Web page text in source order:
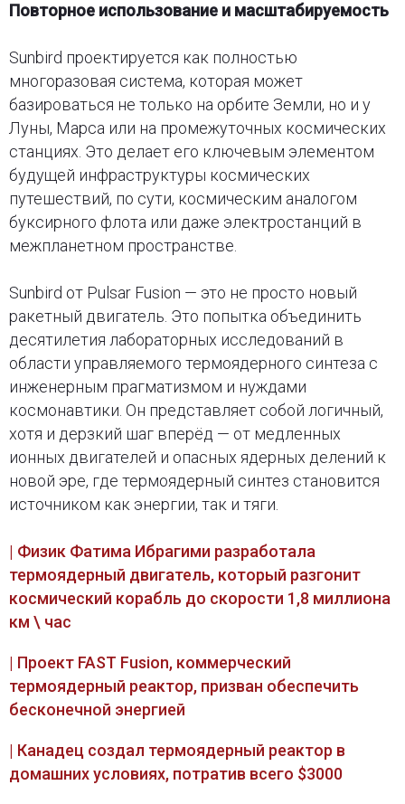
Повторное использование и масштабируемость
Sunbird проектируется как полностью
многоразовая система, которая может
базироваться не только на орбите Земли, но и у
Луны, Марса или на промежуточных космических
станциях. Это делает его ключевым элементом
будущей инфраструктуры космических
путешествий, по сути, космическим аналогом
буксирного флота или даже электростанций в
межпланетном пространстве.
Sunbird от Pulsar Fusion — это не просто новый
ракетный двигатель. Это попытка объединить
десятилетия лабораторных исследований в
области управляемого термоядерного синтеза с
инженерным прагматизмом и нуждами
космонавтики. Он представляет собой логичный,
хотя и дерзкий шаг вперёд — от медленных
ионных двигателей и опасных ядерных делений к
новой эре, где термоядерный синтез становится
источником как энергии, так и тяги.
| Физик Фатима Ибрагими разработала
термоядерный двигатель, который разгонит
космический корабль до скорости 1,8 миллиона
км \ час
| Проект FAST Fusion, коммерческий
термоядерный реактор, призван обеспечить
бесконечной энергией
| Канадец создал термоядерный реактор в
домашних условиях, потратив всего $3000